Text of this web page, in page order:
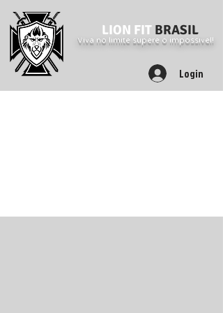
LION FIT BRASIL
Viva no limite supere o impossível!
Login